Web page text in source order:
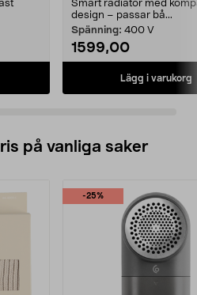
Smart radiator med
design – passar bå...
Spänning: 400 V
1599,00
Lägg i varukorg
på vanliga saker
-25%